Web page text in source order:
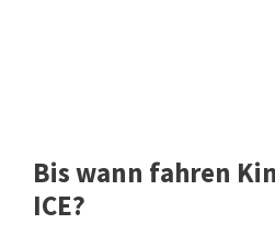
Bis wann fahren
ICE?